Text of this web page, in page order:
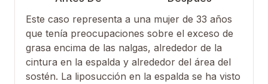
Este caso representa a una mujer de 33 años
que tenía preocupaciones sobre el exceso de
grasa encima de las nalgas, alrededor de la
cintura en la espalda y alrededor del área del
sostén. La liposucción en la espalda se ha visto